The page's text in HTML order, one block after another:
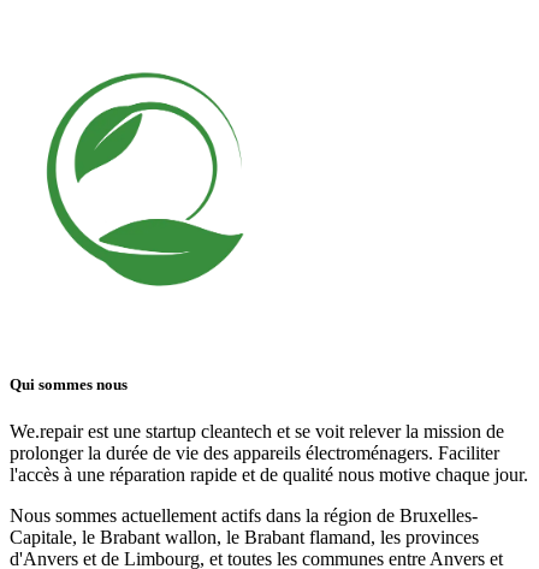
Qui sommes nous
We.repair est une startup cleantech et se voit relever la mission de
prolonger la durée de vie des appareils électroménagers. Faciliter
l'accès à une réparation rapide et de qualité nous motive chaque jour.
Nous sommes actuellement actifs dans la région de Bruxelles-
Capitale, le Brabant wallon, le Brabant flamand, les provinces
d'Anvers et de Limbourg, et toutes les communes entre Anvers et